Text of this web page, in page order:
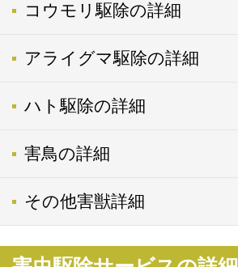
コウモリ駆除の詳細
アライグマ駆除の詳細
ハト駆除の詳細
害鳥の詳細
その他害獣詳細